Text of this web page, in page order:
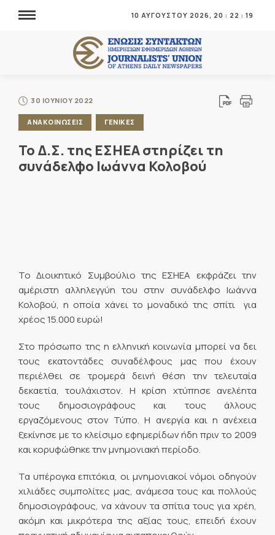
10 ΑΥΓΟΥΣΤΟΥ 2026, 20 : 22 : 20
30 ΙΟΥΝΙΟΥ 2022
ΑΝΑΚΟΙΝΩΣΕΙΣ ΓΕΝΙΚΕΣ
Το Δ.Σ. της ΕΣΗΕΑ στηρίζει τη
συνάδελφο Ιωάννα Κολοβού
Το Διοικητικό Συμβούλιο της ΕΣΗΕΑ εκφράζει την
αμέριστη αλληλεγγύη του στην συνάδελφο Ιωάννα
Κολοβού, η οποία χάνει το μοναδικό της σπίτι για
χρέος 15.000 ευρώ!
Στο πρόσωπο της η ελληνική κοινωνία μπορεί να δει
τους εκατοντάδες συναδέλφους μας που έχουν
περιέλθει σε τρομερά δεινή θέση την τελευταία
δεκαετία, τουλάχιστον. Η κρίση χτύπησε ανελέητα
τους δημοσιογράφους και τους άλλους
εργαζόμενους στον Τύπο. Η ανεργία και η ανέχεια
ξεκίνησε με το κλείσιμο εφημερίδων ήδη πριν το 2009
και κορυφώθηκε την μνημονιακή περίοδο.
Τα υπέρογκα επιτόκια, οι μνημονιακοί νόμοι οδηγούν
χιλιάδες συμπολίτες μας, ανάμεσα τους και πολλούς
δημοσιογράφους, να χάνουν τα σπίτια τους για χρέη,
ακόμη και μικρότερα της αξίας τους, επειδή έχουν